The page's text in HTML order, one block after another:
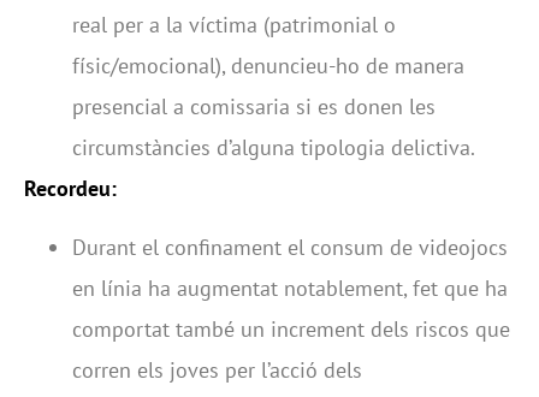
real per a la víctima (patrimonial o
físic/emocional), denuncieu-ho de manera
presencial a comissaria si es donen les
circumstàncies d’alguna tipologia delictiva.
Recordeu:
Durant el confinament el consum de videojocs
en línia ha augmentat notablement, fet que ha
comportat també un increment dels riscos que
corren els joves per l’acció dels